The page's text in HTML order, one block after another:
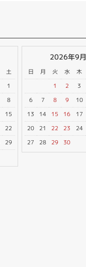
土
1
8
15
22
29
2026年9月
日 月 火 水 木
1
2 3
6
7 8 9 10
13
14 15 16 17
20
21 22 23 24
27
28 29 30